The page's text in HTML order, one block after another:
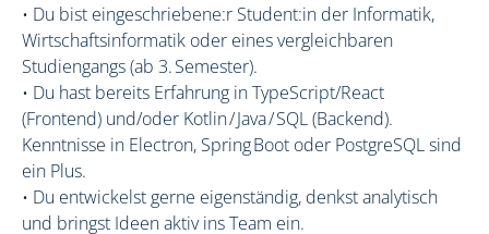
• Du bist eingeschriebene:r Student:in der Informatik,
Wirtschaftsinformatik oder eines vergleichbaren
Studiengangs (ab 3. Semester).
• Du hast bereits Erfahrung in TypeScript/React
(Frontend) und/oder Kotlin / Java / SQL (Backend).
Kenntnisse in Electron, Spring Boot oder PostgreSQL sind
ein Plus.
• Du entwickelst gerne eigenständig, denkst analytisch
und bringst Ideen aktiv ins Team ein.